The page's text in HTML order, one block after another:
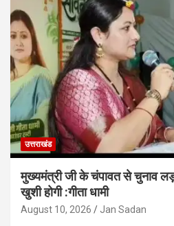
उत्तराखंड
मुख्यमंत्री जी के चंपावत से चुनाव
खुशी होगी :गीता धामी
August 10, 2026 Jan Sadan